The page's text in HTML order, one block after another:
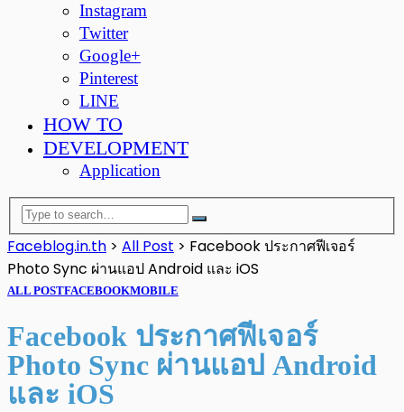
Instagram
Twitter
Google+
Pinterest
LINE
HOW TO
DEVELOPMENT
Application
Faceblog.in.th > All Post > Facebook ประกาศฟีเจอร์
Photo Sync ผ่านแอป Android และ iOS
ALL POSTFACEBOOKMOBILE
Facebook ประกาศฟีเจอร์
Photo Sync ผ่านแอป Android
และ iOS